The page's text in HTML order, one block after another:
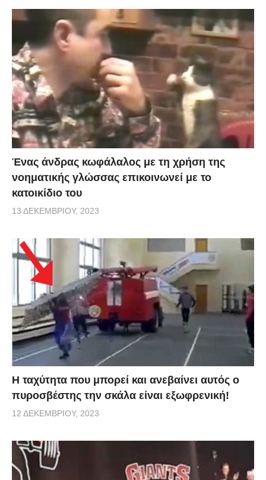
Ένας άνδρας κωφάλαλος με τη χρήση της
νοηματικής γλώσσας επικοινωνεί με το
κατοικίδιο του
13 ΔΕΚΕΜΒΡΊΟΥ, 2023
Η ταχύτητα που μπορεί και ανεβαίνει αυτός ο
πυροσβέστης την σκάλα είναι εξωφρενική!
12 ΔΕΚΕΜΒΡΊΟΥ, 2023